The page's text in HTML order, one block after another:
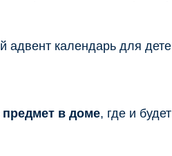
предмет в доме, где и